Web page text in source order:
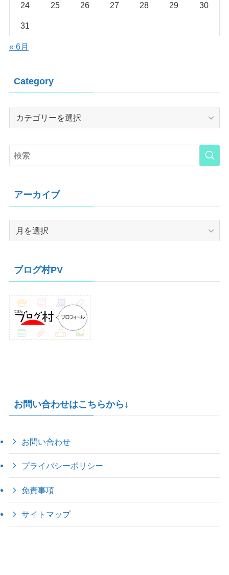
24 25 26 27 28 29 30
31
« 6月
Category
Category
アーカイブ
ブ
ブログ村PV
お問い合わせはこちらから↓
お問い合わせ
プライバシーポリシー
免責事項
サイトマップ